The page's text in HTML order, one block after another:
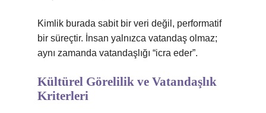
Kimlik burada sabit bir veri değil, performatif
bir süreçtir. İnsan yalnızca vatandaş olmaz;
aynı zamanda vatandaşlığı “icra eder”.
Kültürel Görelilik ve Vatandaşlık
Kriterleri